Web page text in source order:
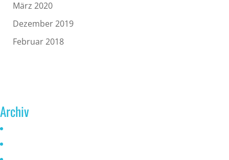
März 2020
Dezember 2019
Februar 2018
Archiv